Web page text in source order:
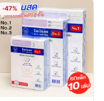
-47%